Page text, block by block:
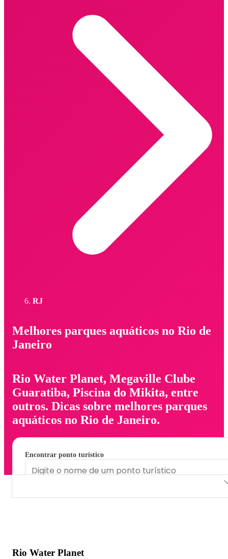
RJ
Melhores parques aquáticos no Rio de
Janeiro
Rio Water Planet, Megaville Clube
Guaratiba, Piscina do Mikita, entre
outros. Dicas sobre melhores parques
aquáticos no Rio de Janeiro.
Encontrar ponto turístico
Rio Water Planet